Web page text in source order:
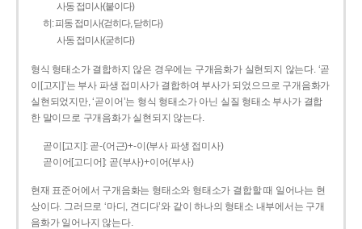
사동 접미사(붙이다)
히: 피동 접미사(걷히다, 닫히다)
사동 접미사(굳히다)
형식 형태소가 결합하지 않은 경우에는 구개음화가 실현되지 않는다. ‘곧
이[고지]’는 부사 파생 접미사가 결합하여 부사가 되었으므로 구개음화가
실현되었지만, ‘곧이어’는 형식 형태소가 아닌 실질 형태소 부사가 결합
한 말이므로 구개음화가 실현되지 않는다.
곧이[고지]: 곧-­(어근)+­-이(부사 파생 접미사)
곧이어[고디어]: 곧(부사)+이어(부사)
현재 표준어에서 구개음화는 형태소와 형태소가 결합할 때 일어나는 현
상이다. 그러므로 ‘마디, 견디다’와 같이 하나의 형태소 내부에서는 구개
음화가 일어나지 않는다.